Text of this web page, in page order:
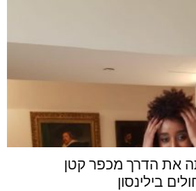
את הדרך מכפר קטן
בילינסון